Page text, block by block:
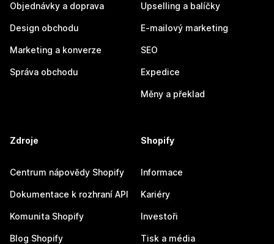
Objednávky a doprava
Design obchodu
Marketing a konverze
Správa obchodu
Upselling a balíčky
E-mailový marketing
SEO
Expedice
Měny a překlad
Zdroje
Centrum nápovědy Shopify
Dokumentace k rozhraní API
Komunita Shopify
Blog Shopify
Shopify
Informace
Kariéry
Investoři
Tisk a média